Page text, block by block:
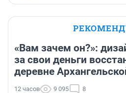
«Вам зачем он?»:
за свои деньги
деревне
12 часов 9 095 8